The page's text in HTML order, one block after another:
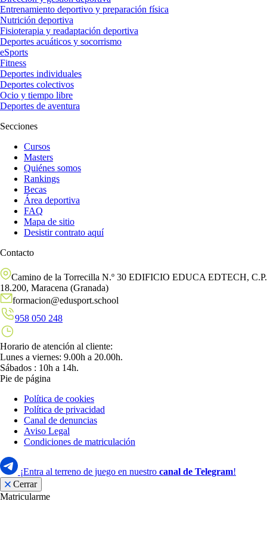
Entrenamiento deportivo y preparación física
Nutrición deportiva
Fisioterapia y readaptación deportiva
Deportes acuáticos y socorrismo
eSports
Fitness
Deportes individuales
Deportes colectivos
Ocio y tiempo libre
Deportes de aventura
Secciones
Cursos
Masters
Quiénes somos
Rankings
Becas
Área deportiva
FAQ
Mapa de sitio
Desistir contrato aquí
Contacto
Camino de la Torrecilla N.º 30 EDIFICIO EDUCA EDTECH, C.P.
18.200, Maracena (Granada)
formacion@edusport.school
958 050 248
Horario de atención al cliente:
Lunes a viernes: 9.00h a 20.00h.
Sábados : 10h a 14h.
Pie de página
Política de cookies
Política de privacidad
Canal de denuncias
Aviso Legal
Condiciones de matriculación
¡Entra al terreno de juego en nuestro canal de Telegram!
Cerrar
Matricularme